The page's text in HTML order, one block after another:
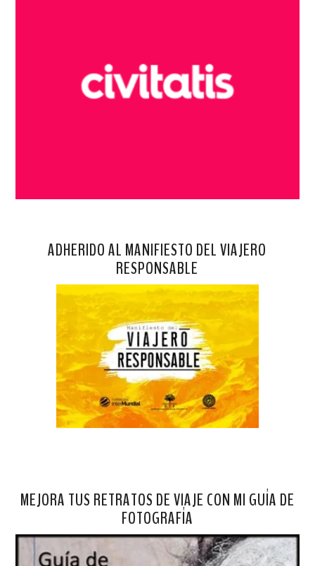
ADHERIDO AL MANIFIESTO DEL VIAJERO
RESPONSABLE
MEJORA TUS RETRATOS DE VIAJE CON MI GUÍA DE
FOTOGRAFÍA